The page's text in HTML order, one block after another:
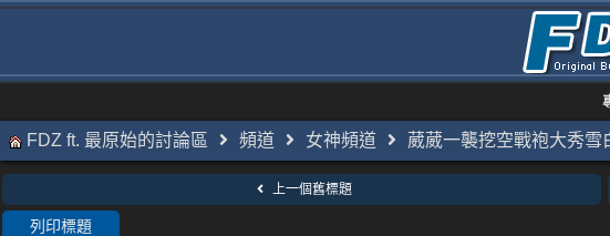
FDZ ft. 最原始的討論區 頻道 女神頻道 葳葳一襲挖空戰袍大秀雪
上一個舊標題
列印標題